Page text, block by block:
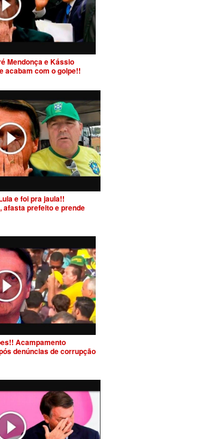
Mendonça e Kássio
acabam com o golpe!!
e foi pra jaula!!
afasta prefeito e prende
Acampamento
denúncias de corrupção